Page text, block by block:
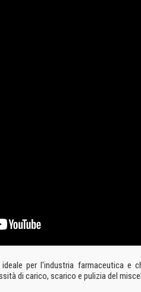
per l'industria farmaceutica e
di carico, scarico e pulizia del